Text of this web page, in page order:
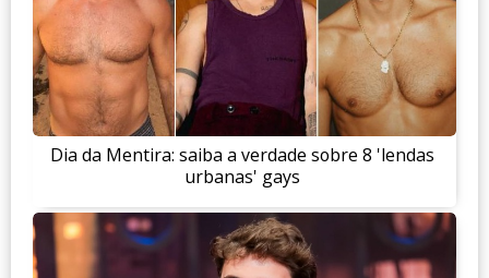
Dia da Mentira: saiba a verdade sobre 8 'lendas
urbanas' gays